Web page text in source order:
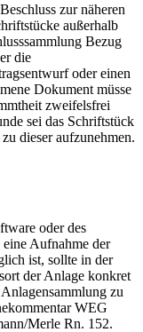
zur näheren
außerhalb
Bezug
die
oder einen
Dokument müsse
zweifelsfrei
sei das Schriftstück
dieser aufzunehmen.
oder des
Aufnahme der
ist, sollte in der
der Anlage konkret
zu
WEG
Merle Rn. 152.